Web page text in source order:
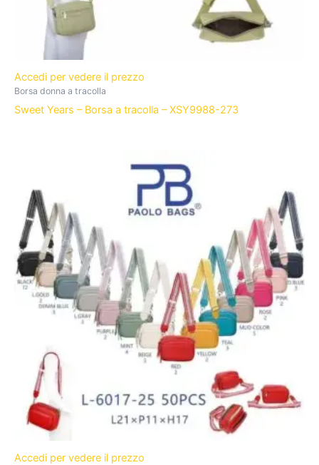
Accedi per vedere il prezzo
Borsa donna a tracolla
Sweet Years – Borsa a tracolla – XSY9988-273
Accedi per vedere il prezzo